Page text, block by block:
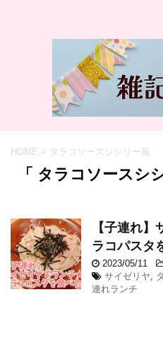
HOME > タラコソースシシリー風
「 タラコソースシ
【子連れ
ラコパスタ
2023/05/11
サイゼリヤ,
連れランチ